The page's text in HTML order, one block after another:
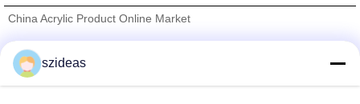
China Acrylic Product Online Market
Trust Seal
szideas